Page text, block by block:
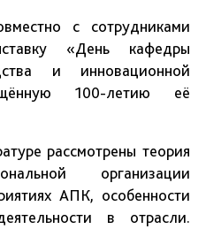
с сотрудниками
«День кафедры
и инновационной
100-летию её
рассмотрены теория
организации
АПК, особенности
в отрасли.